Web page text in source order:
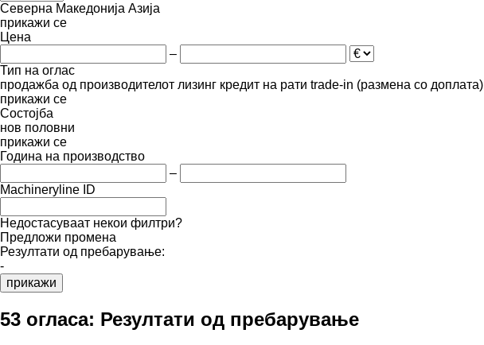
Северна Македонија Азија
прикажи се
Цена
–
Тип на оглас
продажба од производителот лизинг кредит на рати trade-in (размена со доплата)
прикажи се
Состојба
нов половни
прикажи се
Година на производство
–
Machineryline ID
Недостасуваат некои филтри?
Предложи промена
Резултати од пребарување:
-
прикажи
53 огласа: Резултати од пребарување